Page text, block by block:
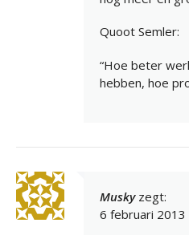
Quoot Semler:
“Hoe beter
hebben, hoe
Musky zegt:
6 februari 2013